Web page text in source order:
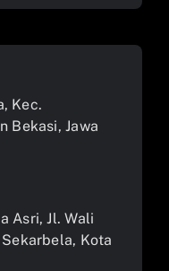
Kec.
Bekasi, Jawa
Asri, Jl. Wali
Kota